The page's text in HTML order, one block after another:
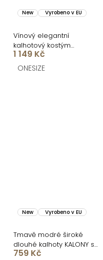
New Vyrobeno v EU
Vínový elegantní
kalhotový kostým
STRENEA
1 149 Kč
ONESIZE
New Vyrobeno v EU
Tmavě modré široké
dlouhé kalhoty KALONY s
páskem
759 Kč